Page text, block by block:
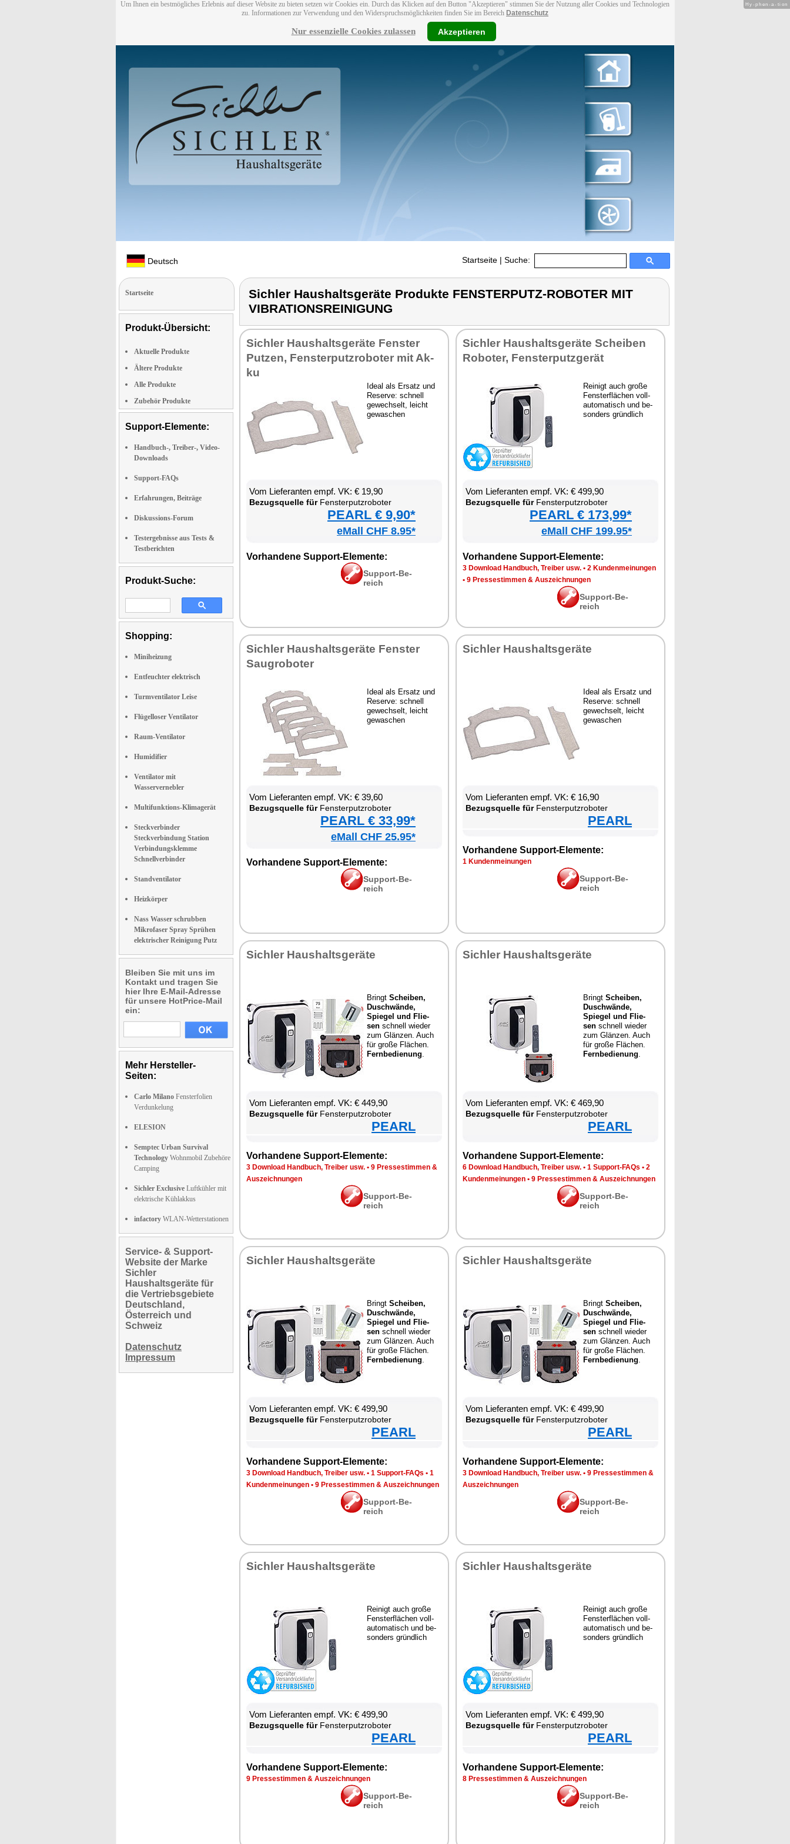
Um Ihnen ein bestmögliches Erlebnis auf dieser Website zu bieten setzen wir Cookies ein. Durch das Klicken auf den Button "Akzeptieren" stimmen Sie der Nutzung aller Cookies und Technologien
zu. Informationen zur Verwendung und den Widerspruchsmöglichkeiten finden Sie im Bereich Datenschutz
Nur essenzielle Cookies zulassen Akzeptieren
Deutsch Startseite | Suche:
Startseite
Produkt-Übersicht:
Aktuelle Produkte
Ältere Produkte
Alle Produkte
Zubehör Produkte
Support-Elemente:
Handbuch-, Treiber-, Video-
Downloads
Support-FAQs
Erfahrungen, Beiträge
Diskussions-Forum
Testergebnisse aus Tests &
Testberichten
Produkt-Suche:
Shopping:
Miniheizung
Entfeuchter elektrisch
Turmventilator Leise
Flügelloser Ventilator
Raum-Ventilator
Humidifier
Ventilator mit
Wasservernebler
Multifunktions-Klimagerät
Steckverbinder
Steckverbindung Station
Verbindungsklemme
Schnellverbinder
Standventilator
Heizkörper
Nass Wasser schrubben
Mikrofaser Spray Sprühen
elektrischer Reinigung Putz
Bleiben Sie mit uns im
Kontakt und tragen Sie
hier Ihre E-Mail-Adresse
für unsere HotPrice-Mail
ein:
Mehr Hersteller-
Seiten:
Carlo Milano Fensterfolien
Verdunkelung
ELESION
Semptec Urban Survival
Technology Wohnmobil Zubehöre
Camping
Sichler Exclusive Luftkühler mit
elektrische Kühlakkus
infactory WLAN-Wetterstationen
Service- & Support-
Website der Marke
Sichler
Haushaltsgeräte für
die Vertriebsgebiete
Deutschland,
Österreich und
Schweiz
Datenschutz
Impressum
Sichler Haushaltsgeräte Produkte FENSTERPUTZ-ROBOTER MIT
VIBRATIONSREINIGUNG
Sich­ler Haus­halts­ge­rä­te Fens­ter
Put­zen, Fens­ter­putz­ro­bo­ter mit Ak­
ku
Ide­al als Er­satz und
Re­ser­ve: schnell
ge­wech­selt, leicht
ge­wa­schen
Vom Lie­fe­ran­ten empf. VK: € 19,90
Be­zugs­quel­le fürFens­ter­putz­ro­bo­ter
PEARL € 9,90*
eMall CHF 8.95*
Vor­han­de­ne Sup­port-Ele­men­te:
Sup­port-Be­
reich
Sich­ler Haus­halts­ge­rä­te Schei­ben
Ro­bo­ter, Fens­ter­putz­ge­rät
Rei­nigt auch gro­ße
Fens­ter­flä­chen voll­
au­to­ma­tisch und be­
son­ders gründ­lich
Vom Lie­fe­ran­ten empf. VK: € 499,90
Be­zugs­quel­le fürFens­ter­putz­ro­bo­ter
PEARL € 173,99*
eMall CHF 199.95*
Vor­han­de­ne Sup­port-Ele­men­te:
3 Down­load Hand­buch, Trei­ber usw. • 2 Kun­den­mei­nun­gen
• 9 Pres­se­stim­men & Aus­zeich­nun­gen
Sup­port-Be­
reich
Sich­ler Haus­halts­ge­rä­te Fens­ter
Sau­g­ro­bo­ter
Ide­al als Er­satz und
Re­ser­ve: schnell
ge­wech­selt, leicht
ge­wa­schen
Vom Lie­fe­ran­ten empf. VK: € 39,60
Be­zugs­quel­le fürFens­ter­putz­ro­bo­ter
PEARL € 33,99*
eMall CHF 25.95*
Vor­han­de­ne Sup­port-Ele­men­te:
Sup­port-Be­
reich
Sich­ler Haus­halts­ge­rä­te
Ide­al als Er­satz und
Re­ser­ve: schnell
ge­wech­selt, leicht
ge­wa­schen
Vom Lie­fe­ran­ten empf. VK: € 16,90
Be­zugs­quel­le fürFens­ter­putz­ro­bo­ter
PEARL
Vor­han­de­ne Sup­port-Ele­men­te:
1 Kun­den­mei­nun­gen
Sup­port-Be­
reich
Sich­ler Haus­halts­ge­rä­te
Bringt Schei­ben,
Duschwän­de,
Spie­gel und Flie­
sen schnell wie­der
zum Glän­zen. Auch
für gro­ße Flä­chen.
Fern­be­die­nung.
Vom Lie­fe­ran­ten empf. VK: € 449,90
Be­zugs­quel­le fürFens­ter­putz­ro­bo­ter
PEARL
Vor­han­de­ne Sup­port-Ele­men­te:
3 Down­load Hand­buch, Trei­ber usw. • 9 Pres­se­stim­men &
Aus­zeich­nun­gen
Sup­port-Be­
reich
Sich­ler Haus­halts­ge­rä­te
Bringt Schei­ben,
Duschwän­de,
Spie­gel und Flie­
sen schnell wie­der
zum Glän­zen. Auch
für gro­ße Flä­chen.
Fern­be­die­nung.
Vom Lie­fe­ran­ten empf. VK: € 469,90
Be­zugs­quel­le fürFens­ter­putz­ro­bo­ter
PEARL
Vor­han­de­ne Sup­port-Ele­men­te:
6 Down­load Hand­buch, Trei­ber usw. • 1 Sup­port-FAQs • 2
Kun­den­mei­nun­gen • 9 Pres­se­stim­men & Aus­zeich­nun­gen
Sup­port-Be­
reich
Sich­ler Haus­halts­ge­rä­te
Bringt Schei­ben,
Duschwän­de,
Spie­gel und Flie­
sen schnell wie­der
zum Glän­zen. Auch
für gro­ße Flä­chen.
Fern­be­die­nung.
Vom Lie­fe­ran­ten empf. VK: € 499,90
Be­zugs­quel­le fürFens­ter­putz­ro­bo­ter
PEARL
Vor­han­de­ne Sup­port-Ele­men­te:
3 Down­load Hand­buch, Trei­ber usw. • 1 Sup­port-FAQs • 1
Kun­den­mei­nun­gen • 9 Pres­se­stim­men & Aus­zeich­nun­gen
Sup­port-Be­
reich
Sich­ler Haus­halts­ge­rä­te
Bringt Schei­ben,
Duschwän­de,
Spie­gel und Flie­
sen schnell wie­der
zum Glän­zen. Auch
für gro­ße Flä­chen.
Fern­be­die­nung.
Vom Lie­fe­ran­ten empf. VK: € 499,90
Be­zugs­quel­le fürFens­ter­putz­ro­bo­ter
PEARL
Vor­han­de­ne Sup­port-Ele­men­te:
3 Down­load Hand­buch, Trei­ber usw. • 9 Pres­se­stim­men &
Aus­zeich­nun­gen
Sup­port-Be­
reich
Sich­ler Haus­halts­ge­rä­te
Rei­nigt auch gro­ße
Fens­ter­flä­chen voll­
au­to­ma­tisch und be­
son­ders gründ­lich
Vom Lie­fe­ran­ten empf. VK: € 499,90
Be­zugs­quel­le fürFens­ter­putz­ro­bo­ter
PEARL
Vor­han­de­ne Sup­port-Ele­men­te:
9 Pres­se­stim­men & Aus­zeich­nun­gen
Sup­port-Be­
reich
Sich­ler Haus­halts­ge­rä­te
Rei­nigt auch gro­ße
Fens­ter­flä­chen voll­
au­to­ma­tisch und be­
son­ders gründ­lich
Vom Lie­fe­ran­ten empf. VK: € 499,90
Be­zugs­quel­le fürFens­ter­putz­ro­bo­ter
PEARL
Vor­han­de­ne Sup­port-Ele­men­te:
8 Pres­se­stim­men & Aus­zeich­nun­gen
Sup­port-Be­
reich
Hy-phen-a-tion